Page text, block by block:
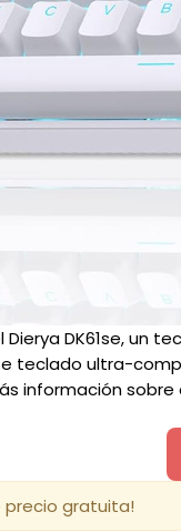
DK61se, un
teclado ultra-
información
precio gratuita!